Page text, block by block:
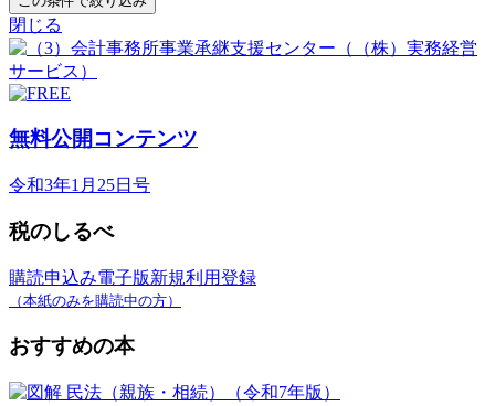
閉じる
無料公開コンテンツ
令和3年1月25日号
税のしるべ
購読申込み電子版新規利用登録
（本紙のみを購読中の方）
おすすめの本